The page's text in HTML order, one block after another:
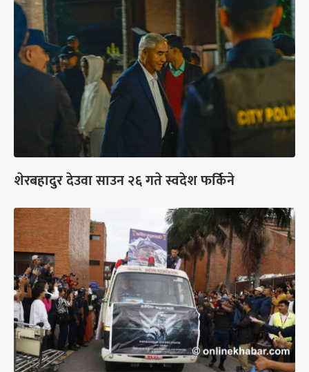
शेरबहादुर देउवा साउन २६ गते स्वदेश फर्किने